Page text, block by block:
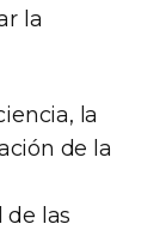
la
la
de la
de las